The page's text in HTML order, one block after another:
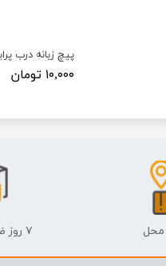
پیچ زبانه درب
۱۰,۰۰۰ تومان
محل ۷ روز ضمانت بازگشت